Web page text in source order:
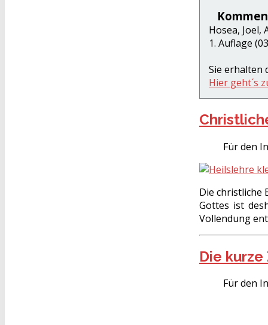
Hosea, Joel,
1. Auflage
Sie erhalten
Hier geht´s
Für den
Die christliche
Gottes ist
Vollendung
Die
Für den